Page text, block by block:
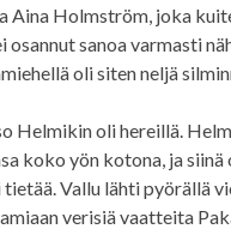
Aina Holmström, joka
osannut sanoa varmasti
oli siten neljä
Helmikin oli hereillä.
koko yön kotona, ja
Vallu lähti pyörällä
verisiä vaatteita